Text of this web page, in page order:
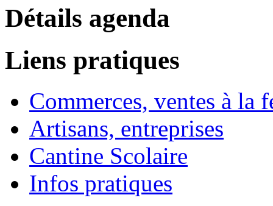
Détails agenda
Liens pratiques
Commerces, ventes à la
Artisans, entreprises
Cantine Scolaire
Infos pratiques